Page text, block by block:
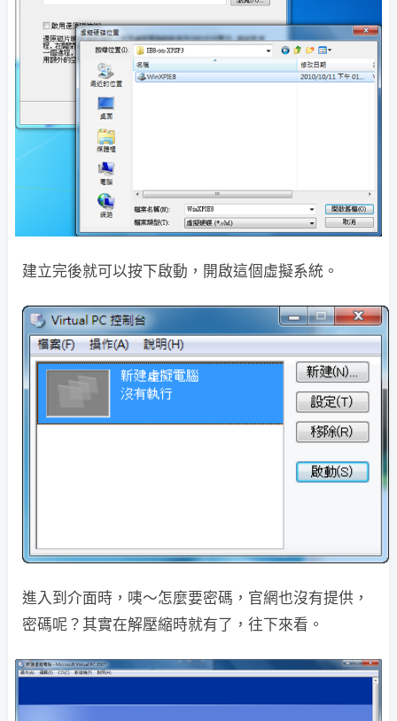
建立完後就可以按下啟動，開啟這個虛擬系統。
進入到介面時，咦～怎麼要密碼，官網也沒有提供，
密碼呢？其實在解壓縮時就有了，往下來看。